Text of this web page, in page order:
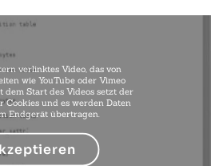
verlinktes Video, das von
wie YouTube oder Vimeo
dem Start des Videos setzt der
Cookies und es werden Daten
Endgerät übertragen.